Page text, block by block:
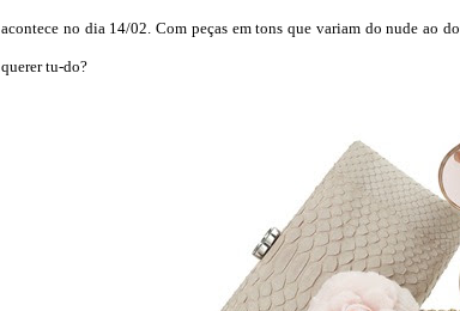
acontece no dia 14/02. Com peças em tons que variam do nude ao
querer tu-do?